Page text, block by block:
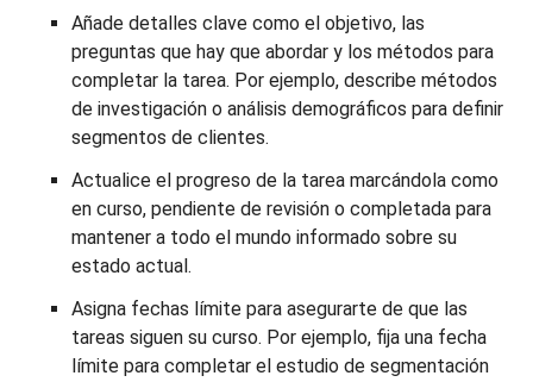
Añade detalles clave como el objetivo, las
preguntas que hay que abordar y los métodos para
completar la tarea. Por ejemplo, describe métodos
de investigación o análisis demográficos para definir
segmentos de clientes.
Actualice el progreso de la tarea marcándola como
en curso, pendiente de revisión o completada para
mantener a todo el mundo informado sobre su
estado actual.
Asigna fechas límite para asegurarte de que las
tareas siguen su curso. Por ejemplo, fija una fecha
límite para completar el estudio de segmentación